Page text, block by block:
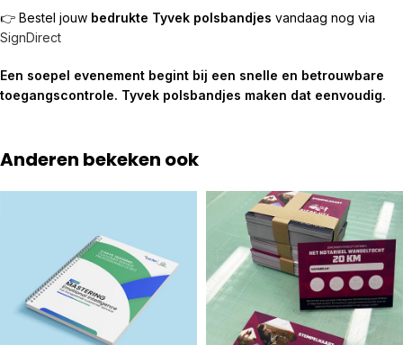
👉 Bestel jouw bedrukte Tyvek polsbandjes vandaag nog via
SignDirect
Een soepel evenement begint bij een snelle en betrouwbare
toegangscontrole. Tyvek polsbandjes maken dat eenvoudig.
Anderen bekeken ook